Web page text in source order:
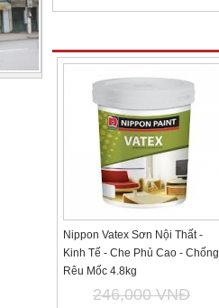
Nippon Vatex Sơn Nội Thất -
Kinh Tế - Che Phủ Cao - Chống
Rêu Mốc 4.8kg
246,000 VNĐ